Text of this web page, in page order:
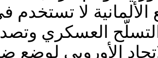
لا
العسكري
الأوروبي